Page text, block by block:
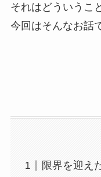
それはどういうこ
今回はそんなお話
限界を迎え